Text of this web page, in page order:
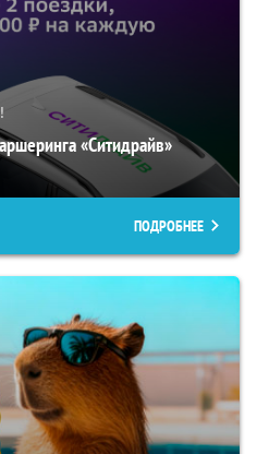
«Ситидрайв»
ПОДРОБНЕЕ